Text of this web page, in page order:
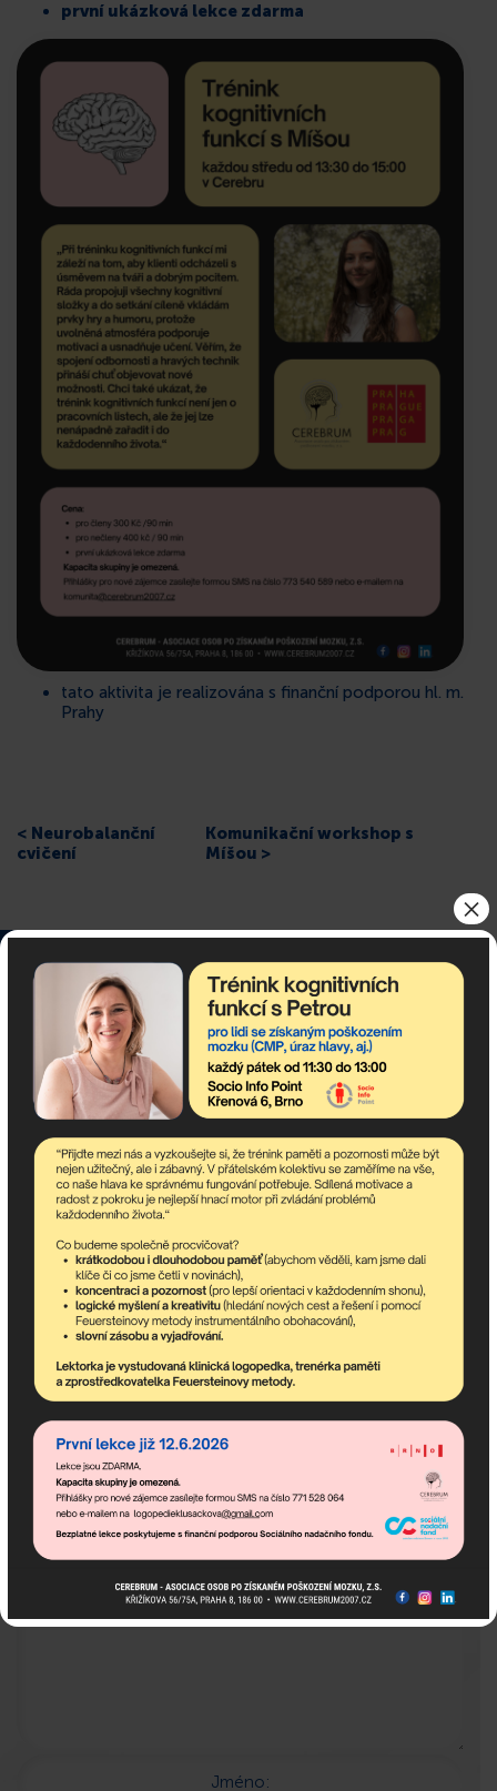
první ukázková lekce zdarma
tato aktivita je realizována s finanční podporou hl. m.
Prahy
< Neurobalanční
cvičení
Komunikační workshop s
Míšou >
Odebírejte newsletter!
newsletter obsahuje nejaktuálnější nadcházející akce
komunitního centra a dění v asociaci.
Pokud potřebujete poradit,
jsme tu pro Vás!
Popis:
Jméno:
×